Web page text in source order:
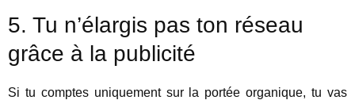
5. Tu n’élargis pas ton réseau
grâce à la publicité
Si tu comptes uniquement sur la portée organique, tu vas